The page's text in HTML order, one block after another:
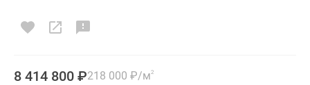
8 414 800 ₽218 000 ₽/м2